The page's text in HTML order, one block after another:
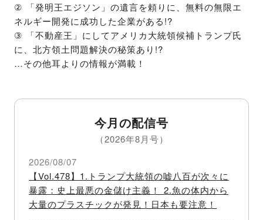
② 「発明王エジソン」の遺言を頼りに、無料の無限エ
ネルギー開発に成功した企業がある!?
③ 「不動産王」にしてアメリカ大統領候補トランプ氏
に、北方領土問題解決の秘策あり!?
…その他耳よりの情報が満載！
今月の配信号
（2026年8月号）
2026/08/07
【Vol.478】1.トランプ大統領の嘘八百が次々に
暴露：史上最悪の金儲け主義！ 2.魚の体内から
大量のプラスチックが発見！日本も要注意！